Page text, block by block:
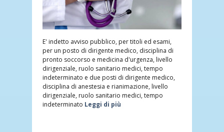
E' indetto avviso pubblico, per titoli ed esami,
per un posto di dirigente medico, disciplina di
pronto soccorso e medicina d'urgenza, livello
dirigenziale, ruolo sanitario medici, tempo
indeterminato e due posti di dirigente medico,
disciplina di anestesia e rianimazione, livello
dirigenziale, ruolo sanitario medici, tempo
indeterminato Leggi di più